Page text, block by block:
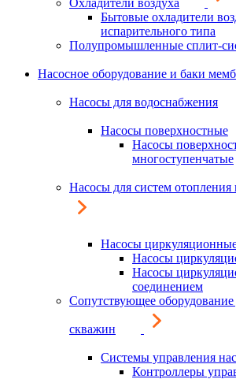
Охладители воздуха
Бытовые охладители
испарительного типа
Полупромышленные сплит-
Насосное оборудование и баки
Насосы для водоснабжения
Насосы поверхностные
Насосы
многоступенчатые
Насосы для систем
Насосы
Насосы
Насосы
соединением
Сопутствующее оборудование
скважин
Системы управления
Контроллеры